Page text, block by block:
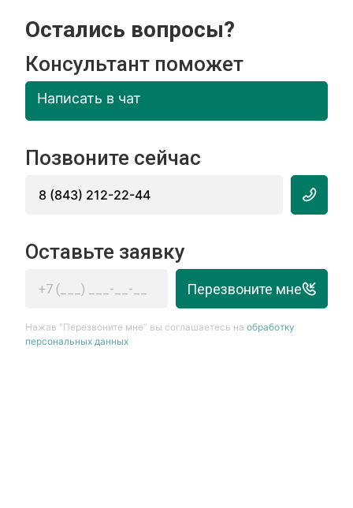
Остались вопросы?
Консультант поможет
Написать в чат
Позвоните сейчас
8 (843) 212-22-44
Оставьте заявку
Перезвоните мне
Нажав “Перезвоните мне” вы соглашаетесь наобработку
персональных данных